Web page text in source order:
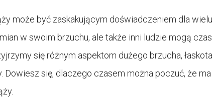
może być zaskakującym doświadczeniem dla
w swoim brzuchu, ale także inni ludzie mogą
się różnym aspektom dużego brzucha,
Dowiesz się, dlaczego czasem można poczuć, że